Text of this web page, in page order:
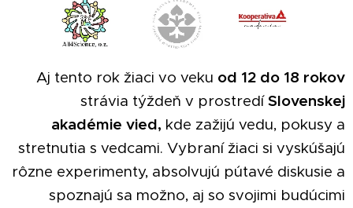
Aj tento rok žiaci vo veku od 12 do 18 rokov
strávia týždeň v prostredíSlovenskej
akadémie vied, kde zažijú vedu, pokusy a
stretnutia s vedcami. Vybraní žiaci si vyskúšajú
rôzne experimenty, absolvujú pútavé diskusie a
spoznajú sa možno, aj so svojimi budúcimi